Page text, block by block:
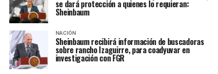
se dará protección a quienes lo requieran:
Sheinbaum
NACIÓN
Sheinbaum recibirá información de buscadoras
sobre rancho Izaguirre, para coadyuvar en
investigación con FGR